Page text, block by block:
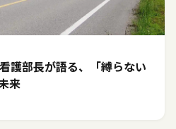
護部長が語る、「縛らない
来